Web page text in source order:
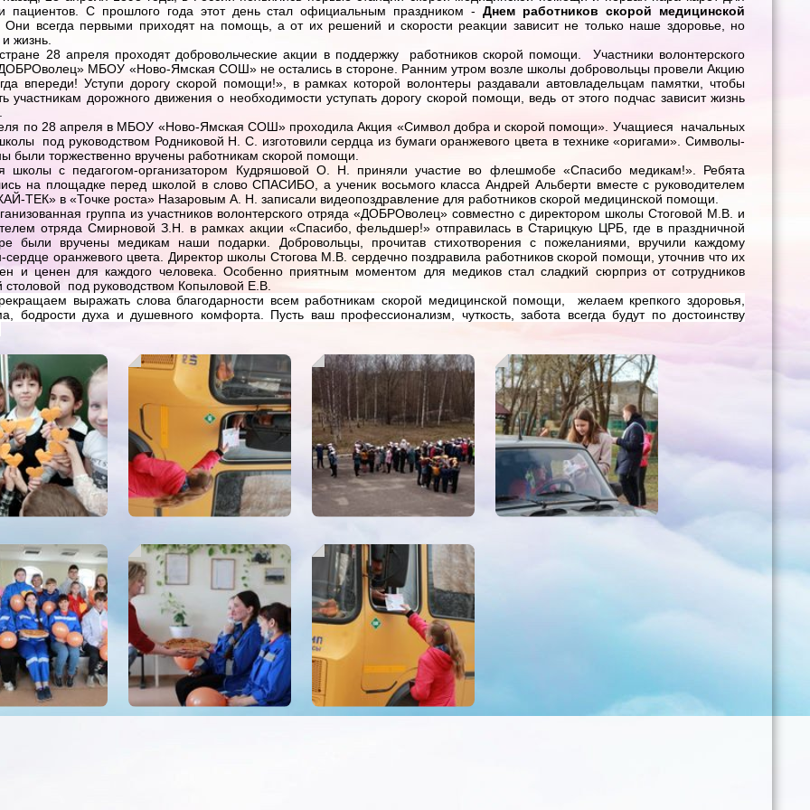
пациентов. С прошлого года этот день стал официальным праздником -Днем работников скорой медицинской
Они всегда первыми приходят на помощь, а от их решений и скорости реакции зависит не только наше здоровье, но
жизнь.
28 апреля проходят добровольческие акции в поддержку работников скорой помощи. Участники волонтерского
МБОУ «Ново-Ямская СОШ» не остались в стороне. Ранним утром возле школы добровольцы провели Акцию
впереди! Уступи дорогу скорой помощи!», в рамках которой волонтеры раздавали автовладельцам памятки, чтобы
участникам дорожного движения о необходимости уступать дорогу скорой помощи, ведь от этого подчас зависит жизнь
по 28 апреля в МБОУ «Ново-Ямская СОШ» проходила Акция «Символ добра и скорой помощи». Учащиеся начальных
под руководством Родниковой Н. С. изготовили сердца из бумаги оранжевого цвета в технике «оригами». Символы-
были торжественно вручены работникам скорой помощи.
школы с педагогом-организатором Кудряшовой О. Н. приняли участие во флешмобе «Спасибо медикам!». Ребята
на площадке перед школой в слово СПАСИБО, а ученик восьмого класса Андрей Альберти вместе с руководителем
ТЕК» в «Точке роста» Назаровым А. Н. записали видеопоздравление для работников скорой медицинской помощи
группа из участников волонтерского отряда «ДОБРОволец» совместно с директором школы Стоговой М.В. и
отряда Смирновой З.Н. в рамках акции «Спасибо, фельдшер!» отправилась в Старицкую ЦРБ, где в праздничной
были вручены медикам наши подарки. Добровольцы, прочитав стихотворения с пожеланиями, вручили каждому
сердце оранжевого цвета. Директор школы Стогова М.В. сердечно поздравила работников скорой помощи, уточнив что их
и ценен для каждого человека. Особенно приятным моментом для медиков стал сладкий сюрприз от сотрудников
столовой под руководством Копыловой Е.В.
выражать слова благодарности всем работникам скорой медицинской помощи, желаем крепкого здоровья,
бодрости духа и душевного комфорта. Пусть ваш профессионализм, чуткость, забота всегда будут по достоинству